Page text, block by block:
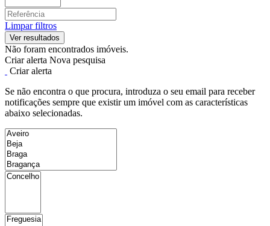
Limpar filtros
Não foram encontrados imóveis.
Criar alerta Nova pesquisa
Criar alerta
Se não encontra o que procura, introduza o seu email para receber
notificações sempre que existir um imóvel com as características
abaixo selecionadas.